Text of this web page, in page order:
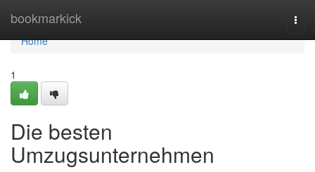
bookmarkick
Home
Home
1
Die besten
Umzugsunternehmen